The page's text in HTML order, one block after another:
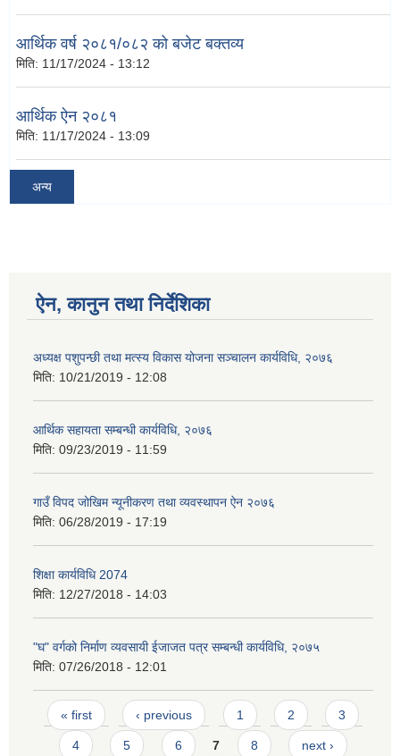
आर्थिक वर्ष २०८१/०८२ को बजेट बक्तव्य
मिति: 11/17/2024 - 13:12
आर्थिक ऐन २०८१
मिति: 11/17/2024 - 13:09
अन्य
ऐन, कानुन तथा निर्देशिका
अध्यक्ष पशुपन्छी तथा मत्स्य विकास योजना सञ्चालन कार्यविधि, २०७६
मिति: 10/21/2019 - 12:08
आर्थिक सहायता सम्बन्धी कार्यविधि, २०७६
मिति: 09/23/2019 - 11:59
गाउँ विपद जोखिम न्यूनीकरण तथा व्यवस्थापन ऐन २०७६
मिति: 06/28/2019 - 17:19
शिक्षा कार्यविधि 2074
मिति: 12/27/2018 - 14:03
"घ" वर्गको निर्माण व्यवसायी ईजाजत पत्र सम्बन्धी कार्यविधि, २०७५
मिति: 07/26/2018 - 12:01
Pages
« first ‹ previous 1 2 3
4 5 6 7 8 next ›